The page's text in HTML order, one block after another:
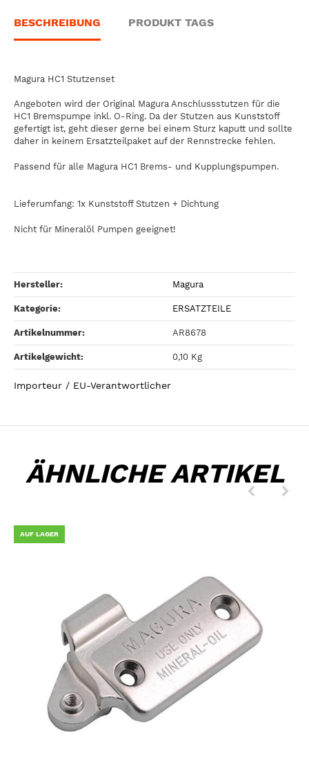
BESCHREIBUNG PRODUKT TAGS
Magura HC1 Stutzenset
Angeboten wird der Original Magura Anschlussstutzen für die
HC1 Bremspumpe inkl. O-Ring. Da der Stutzen aus Kunststoff
gefertigt ist, geht dieser gerne bei einem Sturz kaputt und sollte
daher in keinem Ersatzteilpaket auf der Rennstrecke fehlen.
Passend für alle Magura HC1 Brems- und Kupplungspumpen.
Lieferumfang: 1x Kunststoff Stutzen + Dichtung
Nicht für Mineralöl Pumpen geeignet!
Hersteller: Magura
Kategorie: ERSATZTEILE
Artikelnummer: AR8678
Artikelgewicht‍: 0,10 Kg
Importeur / EU-Verantwortlicher
ÄHNLICHE ARTIKEL
AUF LAGER